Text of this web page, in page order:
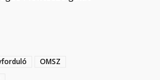
OMSZ